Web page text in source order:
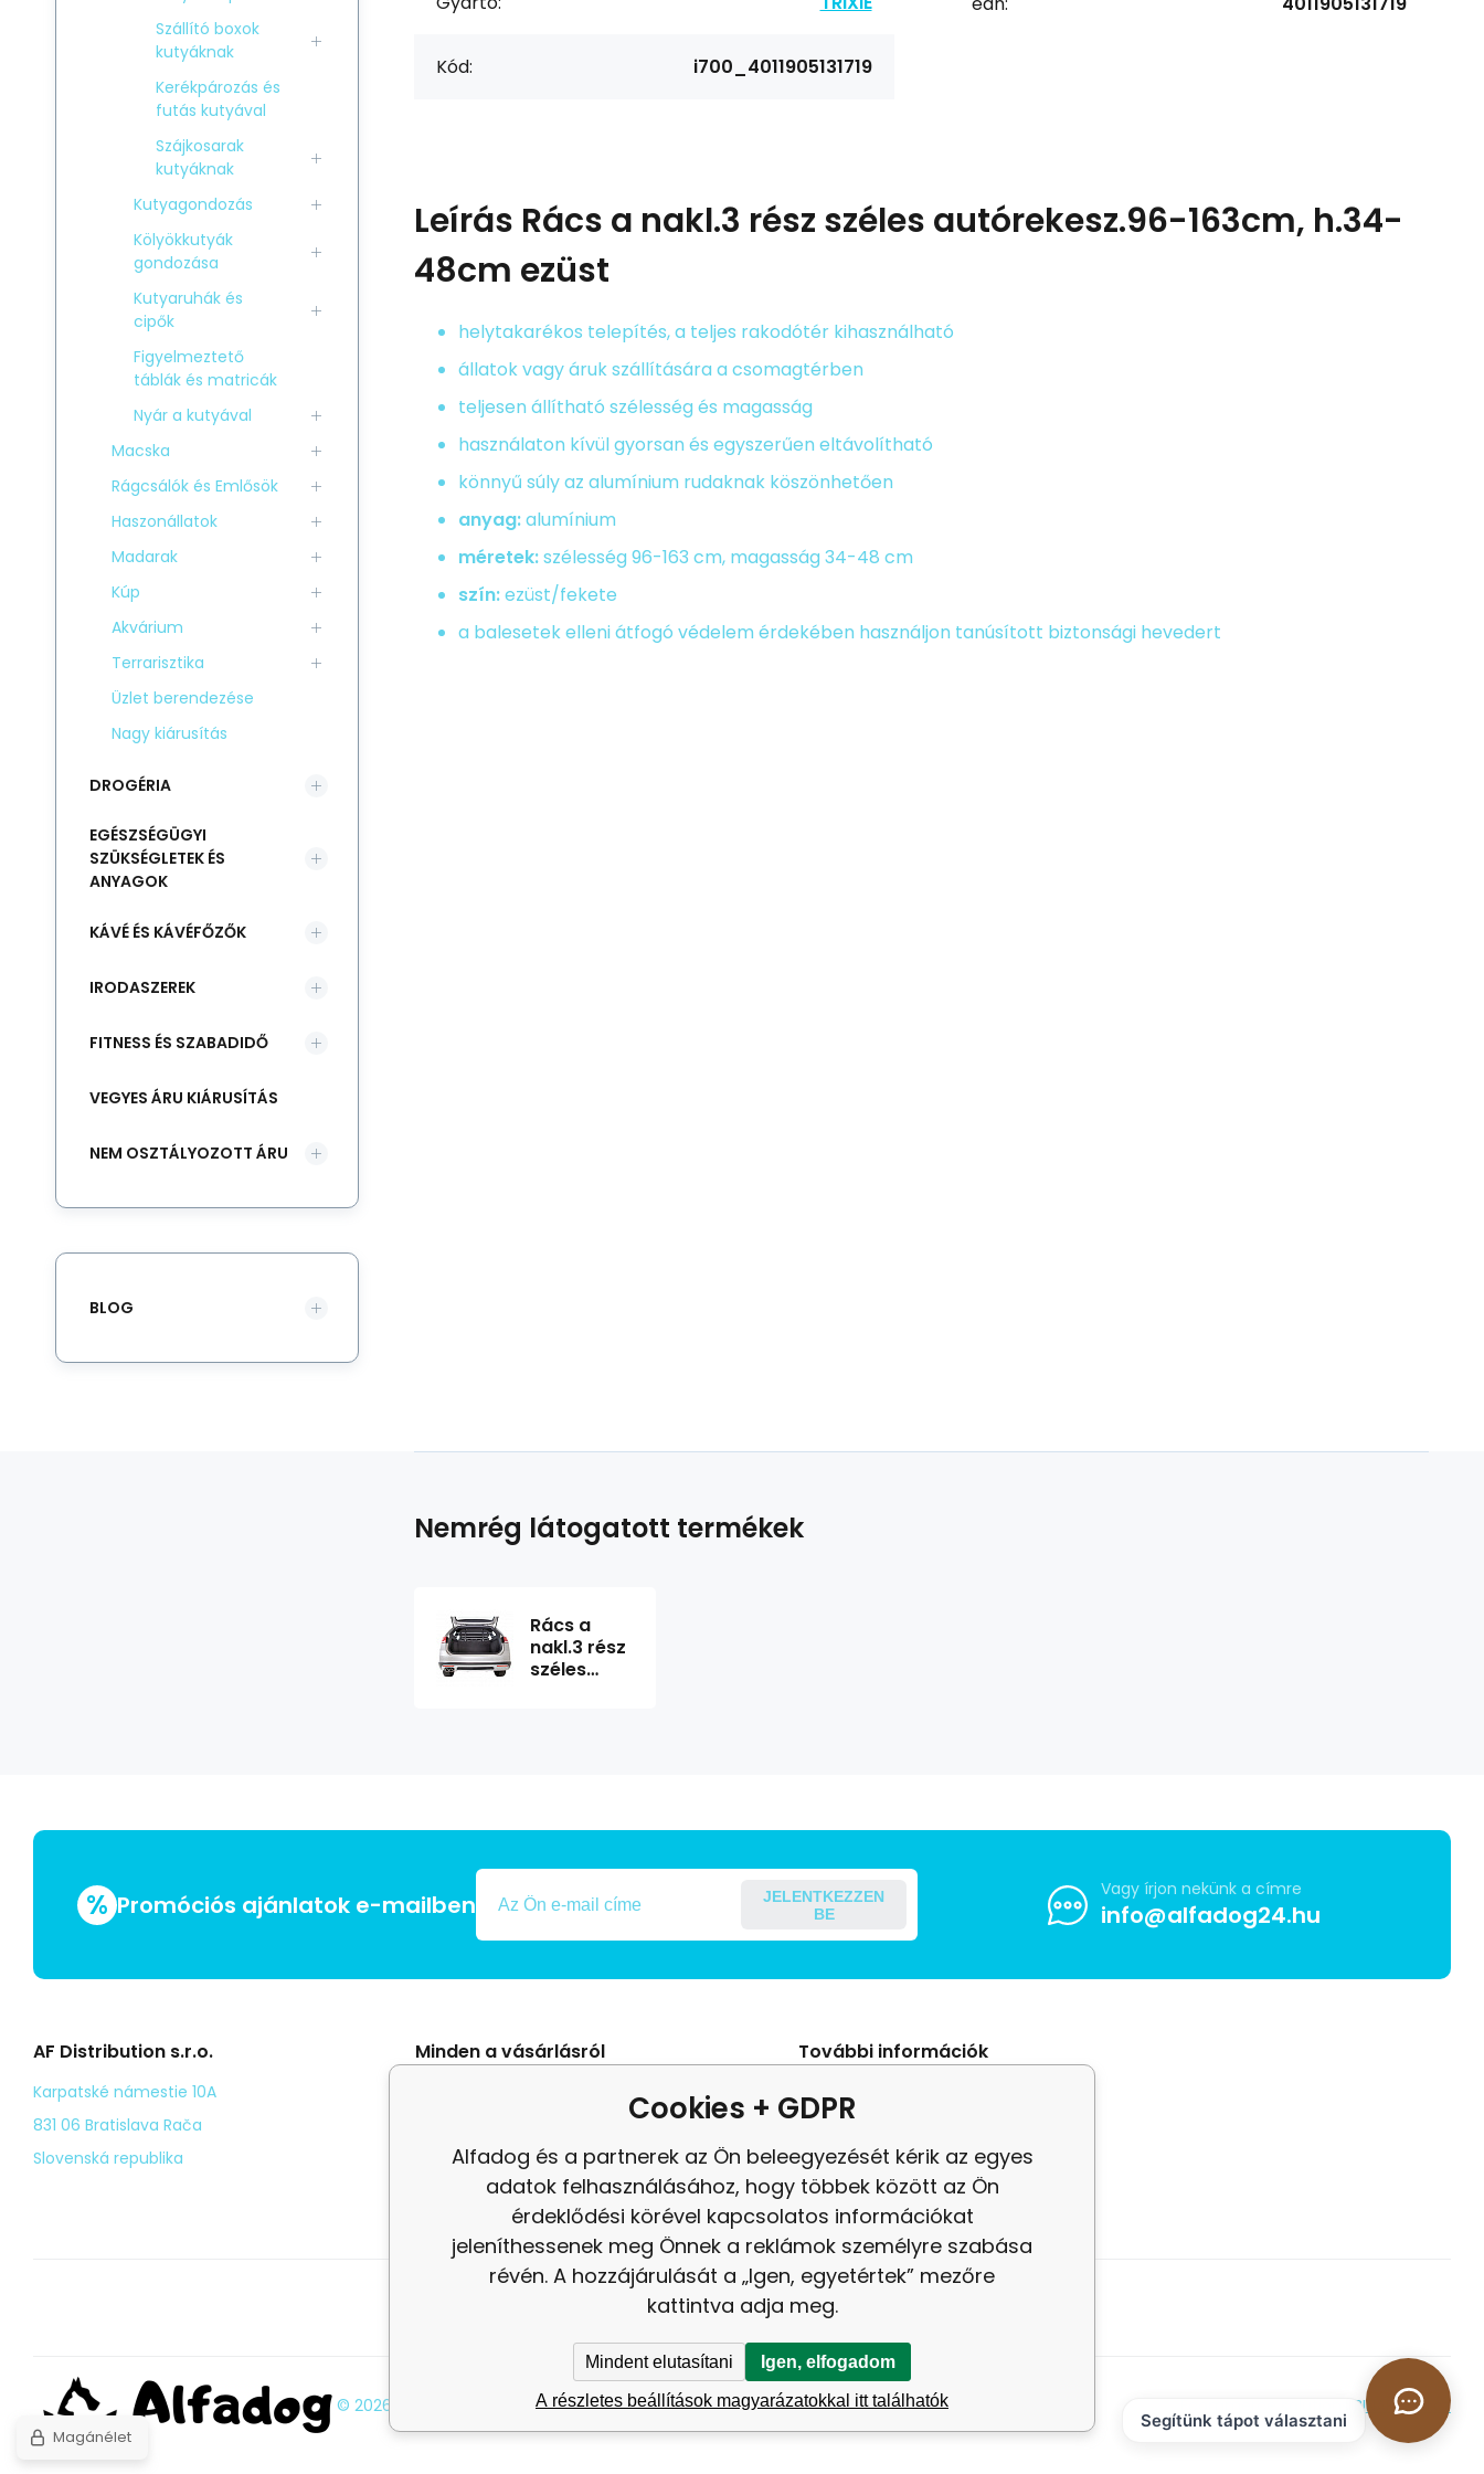
Kód: i700_4011905131719
Leírás Rács a nakl.3 rész széles autórekesz.96-163cm, h.34-
48cm ezüst
helytakarékos telepítés, a teljes rakodótér kihasználható
állatok vagy áruk szállítására a csomagtérben
teljesen állítható szélesség és magasság
használaton kívül gyorsan és egyszerűen eltávolítható
könnyű súly az alumínium rudaknak köszönhetően
anyag:alumínium
méretek:szélesség 96-163 cm, magasság 34-48 cm
szín:ezüst/fekete
a balesetek elleni átfogó védelem érdekében használjon tanúsított biztonsági hevedert
Szállító boxok
kutyáknak
Kerékpározás és
futás kutyával
Szájkosarak
kutyáknak
Kutyagondozás
Kölyökkutyák
gondozása
Kutyaruhák és
cipők
Figyelmeztető
táblák és matricák
Nyár a kutyával
Macska
Rágcsálók és Emlősök
Haszonállatok
Madarak
Kúp
Akvárium
Terrarisztika
Üzlet berendezése
Nagy kiárusítás
DROGÉRIA
EGÉSZSÉGÜGYI
SZÜKSÉGLETEK ÉS
ANYAGOK
KÁVÉ ÉS KÁVÉFŐZŐK
IRODASZEREK
FITNESS ÉS SZABADIDŐ
VEGYES ÁRU KIÁRUSÍTÁS
NEM OSZTÁLYOZOTT ÁRU
BLOG
Nemrég látogatott termékek
Rács a
nakl.3 rész
széles
% Promóciós ajánlatok e-mailben
JELENTKEZZEN
BE
Vagy írjon nekünk a címre
info@alfadog24.hu
AF Distribution s.r.o.
Karpatské námestie 10A
831 06 Bratislava Rača
Slovenská republika
Minden a vásárlásról
Személyes adatok védelme
Kézbesítés
További információk
panasz
Felülvizsgálat
© 2026 Alfadog | Oldaltérkép BINARGON.cz
Segítünk tápot választani
Cookies + GDPR
Alfadog és a partnerek az Ön beleegyezését kérik az egyes
adatok felhasználásához, hogy többek között az Ön
érdeklődési körével kapcsolatos információkat
jeleníthessenek meg Önnek a reklámok személyre szabása
révén. A hozzájárulását a „Igen, egyetértek” mezőre
kattintva adja meg.
Mindent elutasítani Igen, elfogadom
A részletes beállítások magyarázatokkal itt találhatók
Magánélet